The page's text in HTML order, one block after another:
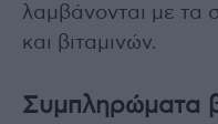
λαμβάνονται με τα
και βιταμινών.
Συμπληρώματα